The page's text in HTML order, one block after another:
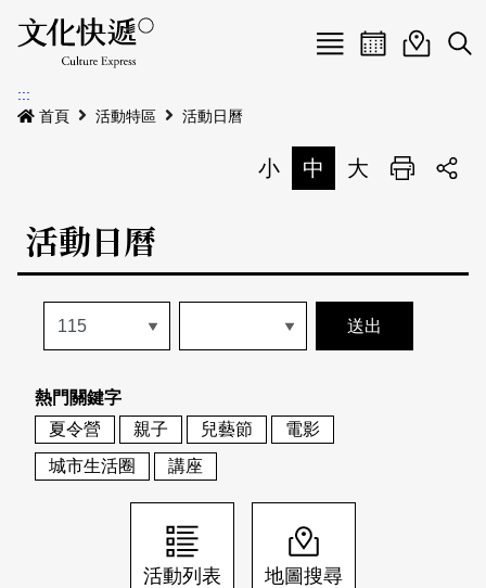
Menu
最新公告
本期專題
歷史專題
活動特區
活動列表
地圖搜尋
關於我們
關於我們
刊物索取地點
會員基本資料
刊登活動
網站導覽 English
日本語 登入/註冊
活動日曆活動地圖
展
:::
首頁
活動特區 活動日曆
小 中 大 列印
活動日曆
熱門關鍵字
夏令營
親子 兒藝節
電影
城市生活圈
講座
活動列表 地圖搜尋